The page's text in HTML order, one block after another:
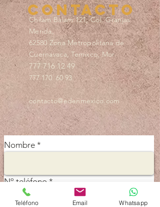
día a día:ContactO
Chilam Balam 121, Col. Granjas
Merida,
62580 Zona Metropolitana de
Cuernavaca, Temixco, Mor.
777 716 12 49
777 170 60 93
contacto@edenmexico.com
Nombre
Nº teléfono
Teléfono Email Whatsapp